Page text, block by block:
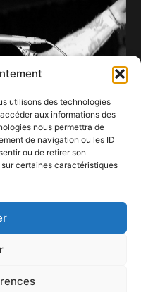
utilisons des technologies
aux informations des
nous permettra de
de navigation ou les ID
ou de retirer son
certaines caractéristiques
de Virgin